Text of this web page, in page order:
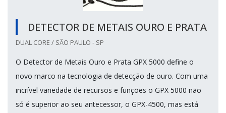
DETECTOR DE METAIS OURO E PRATA
DUAL CORE / SÃO PAULO - SP
O Detector de Metais Ouro e Prata GPX 5000 define o
novo marco na tecnologia de detecção de ouro. Com uma
incrível variedade de recursos e funções o GPX 5000 não
só é superior ao seu antecessor, o GPX-4500, mas está